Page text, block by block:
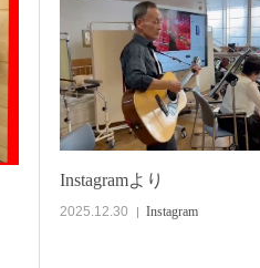
Instagramより
2025.12.30 Instagram